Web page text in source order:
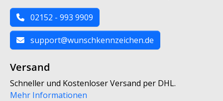
02152 - 993 9909
support@wunschkennzeichen.de
Versand
Schneller und Kostenloser Versand per DHL.
Mehr Informationen